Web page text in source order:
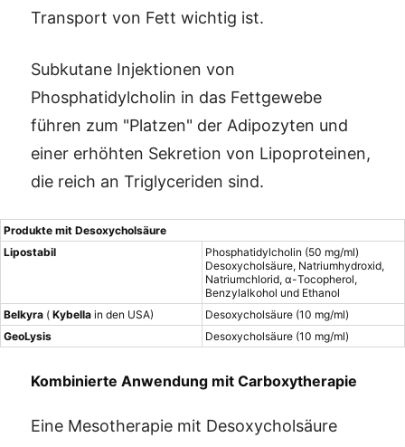
Transport von Fett wichtig ist.
Subkutane Injektionen von
Phosphatidylcholin in das Fettgewebe
führen zum "Platzen" der Adipozyten und
einer erhöhten Sekretion von Lipoproteinen,
die reich an Triglyceriden sind.
Produkte mit Desoxycholsäure
Lipostabil
Phosphatidylcholin (50 mg/ml)
Desoxycholsäure, Natriumhydroxid,
Natriumchlorid, α-Tocopherol,
Benzylalkohol und Ethanol
Belkyra ( Kybella in den USA)
Desoxycholsäure (10 mg/ml)
GeoLysis
Desoxycholsäure (10 mg/ml)
Kombinierte Anwendung mit Carboxytherapie
Eine Mesotherapie mit Desoxycholsäure